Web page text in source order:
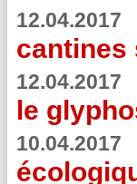
12.04.2017
cantines
12.04.2017
le
10.04.2017